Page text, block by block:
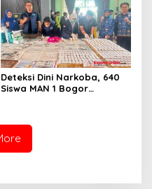
Deteksi Dini Narkoba, 640
Siswa MAN 1 Bogor